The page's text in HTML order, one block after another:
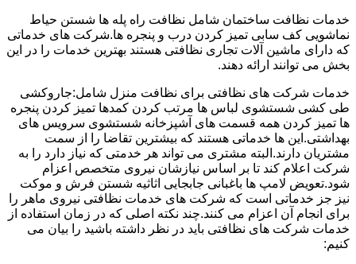
خدمات نظافت ساختمان شامل نظافت راه پله ها شستن حیاط
نماشویی کف سابی تمیز کردن درب و پنجره ها.شرکت های خدماتی
که دارای ماشین آلات تجاری نظافتی هستند بهترین خدمات را در این
بخش می توانند ارائه دهند.
خدمات شرکت های نظافتی برای نظافت منزل شامل:جاروکشی
طی کشی شستشوی لباس ها مرتب کردن کمدها تمیز کردن پنجره
ها تمیز کردن همه قسمت های آشپزخانه شستشوی سرویس های
بهداشتی.این ها خدماتی هستند که بیشترین تقاضا را از سمت
مشتریان دارند.البته مشتری می تواند هر خدمتی که نیاز دارد را به
شرکت اعلام کند تا بر اساس نیازشان نیروی متخصص اعزام
شود.تعویض لامپ ها باغبانی جابجایی اثاثیه شستن فرش و موکت
نیز جز خدماتی است که شرکت های خدمات نظافتی نیروی ماهر را
برای انجام آن اعزام می کنند.چند نکته اصلی که در زمان استفاده از
خدمات شرکت های نظافتی باید در نظر داشته باشید را بیان می
کنیم: